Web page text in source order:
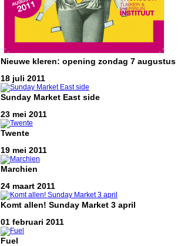
Nieuwe kleren: opening zondag 7 augustus
18 juli 2011
Sunday Market East side
23 mei 2011
Twente
19 mei 2011
Marchien
24 maart 2011
Komt allen! Sunday Market 3 april
01 februari 2011
Fuel